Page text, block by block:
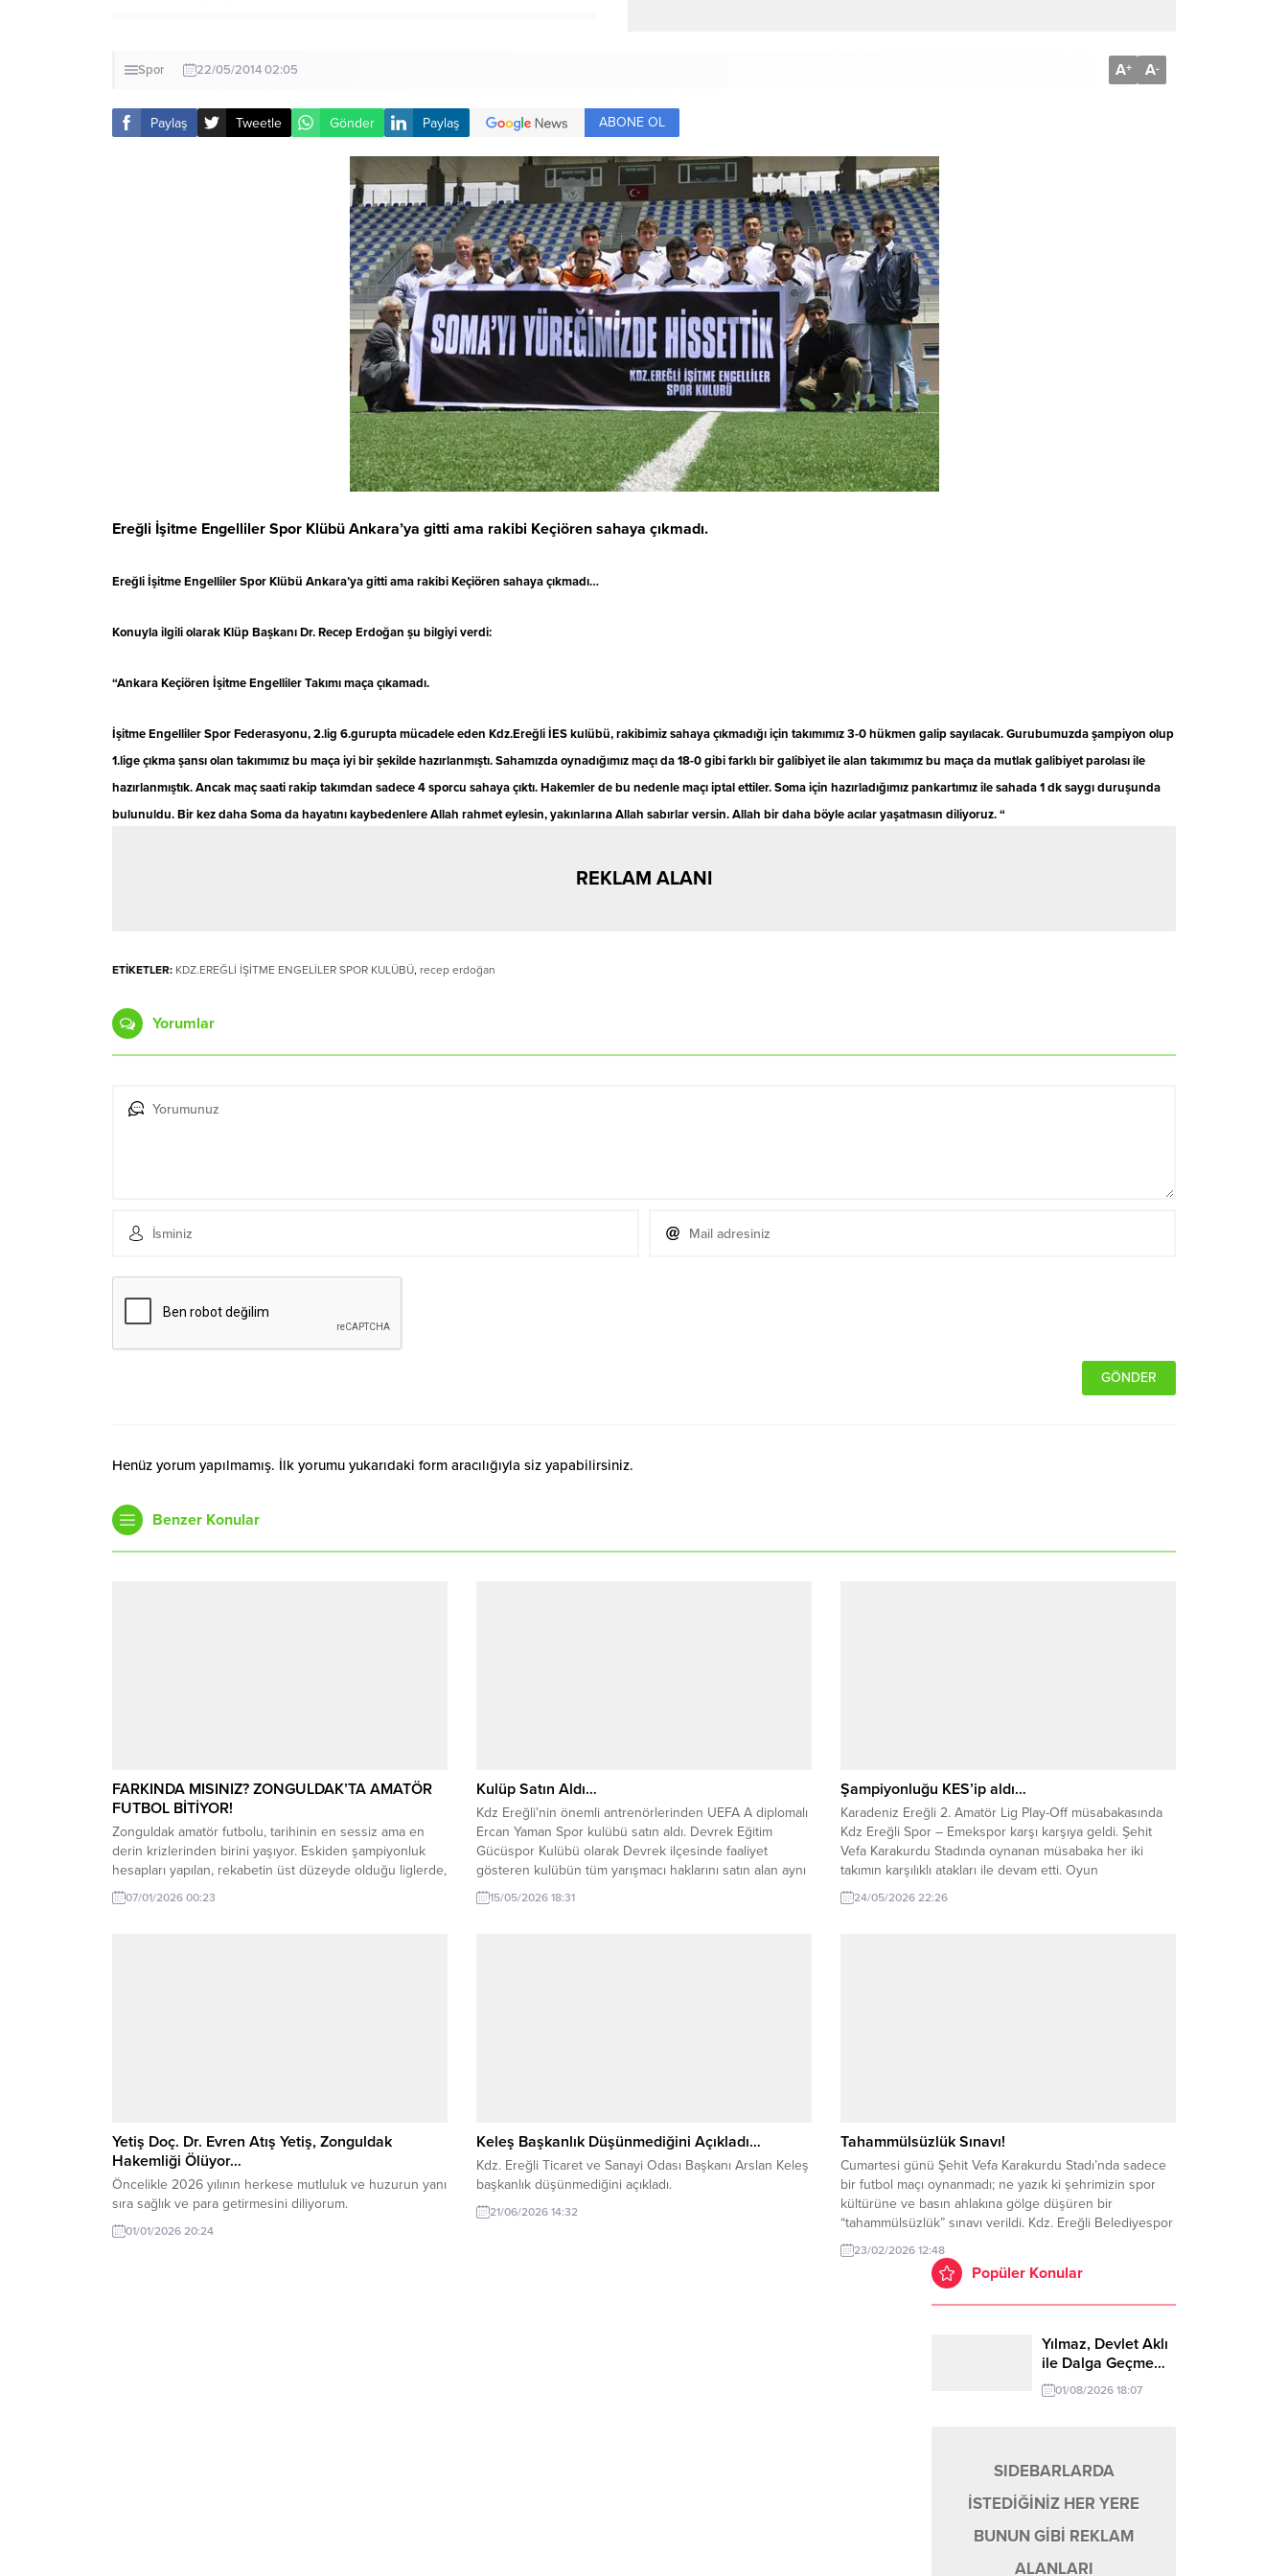
Spor 22/05/2014 02:05 A+ A-
Paylaş Tweetle Gönder Paylaş ABONE OL
Ereğli İşitme Engelliler Spor Klübü Ankara’ya gitti ama rakibi Keçiören sahaya çıkmadı.
Ereğli İşitme Engelliler Spor Klübü Ankara’ya gitti ama rakibi Keçiören sahaya çıkmadı…
Konuyla ilgili olarak Klüp Başkanı Dr. Recep Erdoğan şu bilgiyi verdi:
“Ankara Keçiören İşitme Engelliler Takımı maça çıkamadı.
İşitme Engelliler Spor Federasyonu, 2.lig 6.gurupta mücadele eden Kdz.Ereğli İES kulübü, rakibimiz sahaya çıkmadığı için takımımız 3-0 hükmen galip sayılacak. Gurubumuzda şampiyon olup
1.lige çıkma şansı olan takımımız bu maça iyi bir şekilde hazırlanmıştı. Sahamızda oynadığımız maçı da 18-0 gibi farklı bir galibiyet ile alan takımımız bu maça da mutlak galibiyet parolası ile
hazırlanmıştık. Ancak maç saati rakip takımdan sadece 4 sporcu sahaya çıktı. Hakemler de bu nedenle maçı iptal ettiler. Soma için hazırladığımız pankartımız ile sahada 1 dk saygı duruşunda
bulunuldu. Bir kez daha Soma da hayatını kaybedenlere Allah rahmet eylesin, yakınlarına Allah sabırlar versin. Allah bir daha böyle acılar yaşatmasın diliyoruz. “
REKLAM ALANI
ETİKETLER: KDZ.EREĞLİ İŞİTME ENGELİLER SPOR KULÜBÜ, recep erdoğan
Yorumlar
Henüz yorum yapılmamış. İlk yorumu yukarıdaki form aracılığıyla siz yapabilirsiniz.
Benzer Konular
FARKINDA MISINIZ? ZONGULDAK’TA AMATÖR
FUTBOL BİTİYOR!
Zonguldak amatör futbolu, tarihinin en sessiz ama en
derin krizlerinden birini yaşıyor. Eskiden şampiyonluk
hesapları yapılan, rekabetin üst düzeyde olduğu liglerde,
artık kulüplerin “Sahaya çıksak mı, çıkmasak mı?”
tereddüdünü konuşuyoruz. Süper Amatör Lig gibi şehrin
07/01/2026 00:23
Kulüp Satın Aldı…
Kdz Ereğli’nin önemli antrenörlerinden UEFA A diplomalı
Ercan Yaman Spor kulübü satın aldı. Devrek Eğitim
Gücüspor Kulübü olarak Devrek ilçesinde faaliyet
gösteren kulübün tüm yarışmacı haklarını satın alan aynı
zamanda da Ereğli Belediyespor Altyapı Sorumlusu olan
Ercan Yaman, kulübün ismini Ereğli Yaman Spor Kulübü
15/05/2026 18:31
Şampiyonluğu KES’ip aldı…
Karadeniz Ereğli 2. Amatör Lig Play-Off müsabakasında
Kdz Ereğli Spor – Emekspor karşı karşıya geldi. Şehit
Vefa Karakurdu Stadında oynanan müsabaka her iki
takımın karşılıklı atakları ile devam etti. Oyun
üstünlüğünü elinde bulunduran Kdz Ereğli Spor, 67.
dakikada Emeksporlu Dinçer Çınar’ın kendi kalesine
24/05/2026 22:26
Yetiş Doç. Dr. Evren Atış Yetiş, Zonguldak
Hakemliği Ölüyor…
Öncelikle 2026 yılının herkese mutluluk ve huzurun yanı
sıra sağlık ve para getirmesini diliyorum.
01/01/2026 20:24
Keleş Başkanlık Düşünmediğini Açıkladı…
Kdz. Ereğli Ticaret ve Sanayi Odası Başkanı Arslan Keleş
başkanlık düşünmediğini açıkladı.
21/06/2026 14:32
Tahammülsüzlük Sınavı!
Cumartesi günü Şehit Vefa Karakurdu Stadı’nda sadece
bir futbol maçı oynanmadı; ne yazık ki şehrimizin spor
kültürüne ve basın ahlakına gölge düşüren bir
“tahammülsüzlük” sınavı verildi. Kdz. Ereğli Belediyespor
ile 52 Orduspor arasındaki mücadelenin 82. dakikasında
yaşananlar, skor tabelasındaki rakamlardan çok daha
vahim bir tabloyu önümüze koydu. Gazetemiz imtiyaz
23/02/2026 12:48
Popüler Konular
Yılmaz, Devlet Aklı
ile Dalga Geçme…
01/08/2026 18:07
SIDEBARLARDA
İSTEDİĞİNİZ HER YERE
BUNUN GİBİ REKLAM
ALANLARI